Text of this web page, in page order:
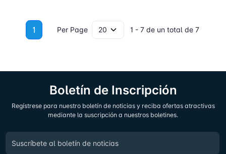
1 Per Page 1 - 7 de un total de 7
Boletín de Inscripción
Regístrese para nuestro boletín de noticias y reciba ofertas atractivas
mediante la suscripción a nuestros boletines.